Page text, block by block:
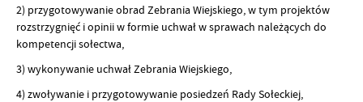
2) przygotowywanie obrad Zebrania Wiejskiego, w tym projektów
rozstrzygnięć i opinii w formie uchwał w sprawach należących do
kompetencji sołectwa,
3) wykonywanie uchwał Zebrania Wiejskiego,
4) zwoływanie i przygotowywanie posiedzeń Rady Sołeckiej,